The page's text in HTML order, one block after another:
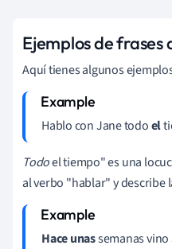
Ejemplos de frases
Aquí tienes algunos
Hablo con Jane todoel
Todoel tiempo" es una
al verbo "hablar" y describe
Hace unassemanas vino